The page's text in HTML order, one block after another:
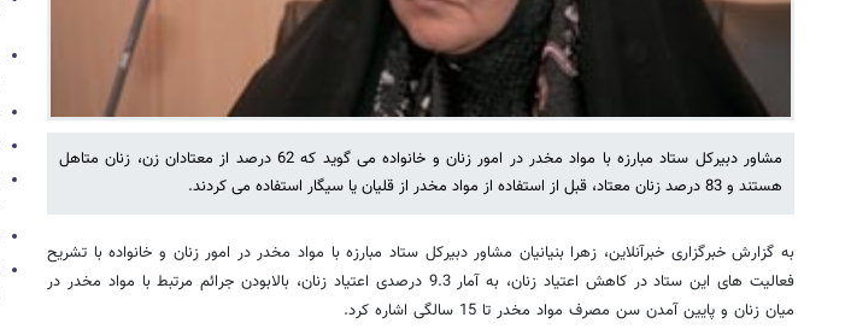
مشاور دبیرکل ستاد مبارزه با مواد مخدر در امور زنان و خانواده می گوید که 62 درصد از معتادان زن، زنان متاهل
هستند و 83 درصد زنان معتاد، قبل از استفاده از مواد مخدر از قلیان یا سیگار استفاده می کردند.
به گزارش خبرگزاری خبرآنلاین، زهرا بنیانیان مشاور دبیرکل ستاد مبارزه با مواد مخدر در امور زنان و خانواده با تشریح
فعالیت های این ستاد در کاهش اعتیاد زنان، به آمار 9.3 درصدی اعتیاد زنان، بالابودن جرائم مرتبط با مواد مخدر در
میان زنان و پایین آمدن سن مصرف مواد مخدر تا 15 سالگی اشاره کرد.